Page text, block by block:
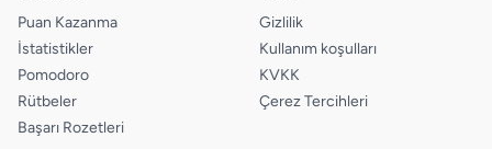
Puan Kazanma
İstatistikler
Pomodoro
Rütbeler
Başarı Rozetleri
Gizlilik
Kullanım koşulları
KVKK
Çerez Tercihleri